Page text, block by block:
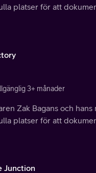
platser för att
3+ månader
Zak Bagans och
platser för att
Junction